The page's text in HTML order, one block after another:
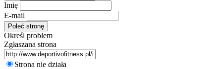
Imię
E-mail
Określ problem
Zgłaszana strona
Strona nie działa